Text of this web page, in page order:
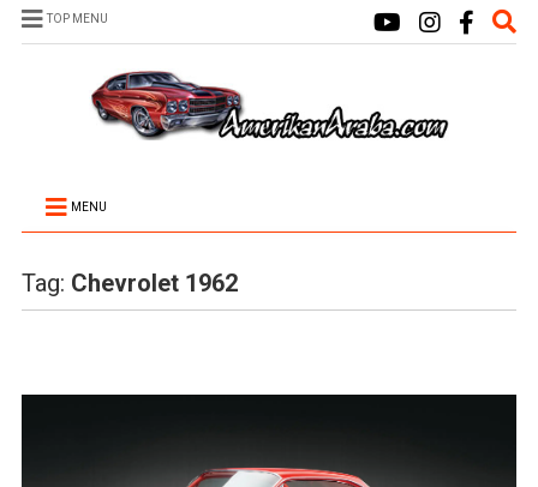
TOP MENU
MENU
Tag: Chevrolet 1962